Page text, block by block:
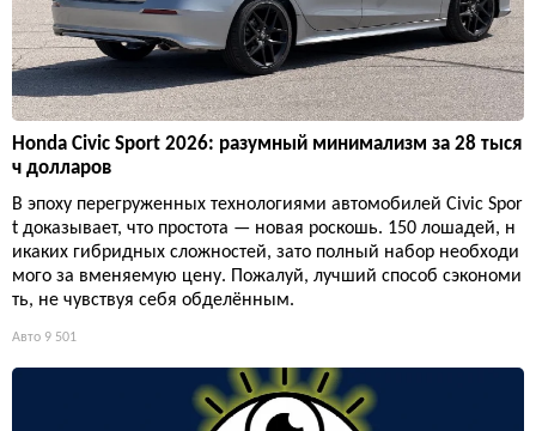
Honda Civic Sport 2026: разумный минимализм за 28 тыся
ч долларов
В эпоху перегруженных технологиями автомобилей Civic Spor
t доказывает, что простота — новая роскошь. 150 лошадей, н
икаких гибридных сложностей, зато полный набор необходи
мого за вменяемую цену. Пожалуй, лучший способ сэкономи
ть, не чувствуя себя обделённым.
Авто 9 501